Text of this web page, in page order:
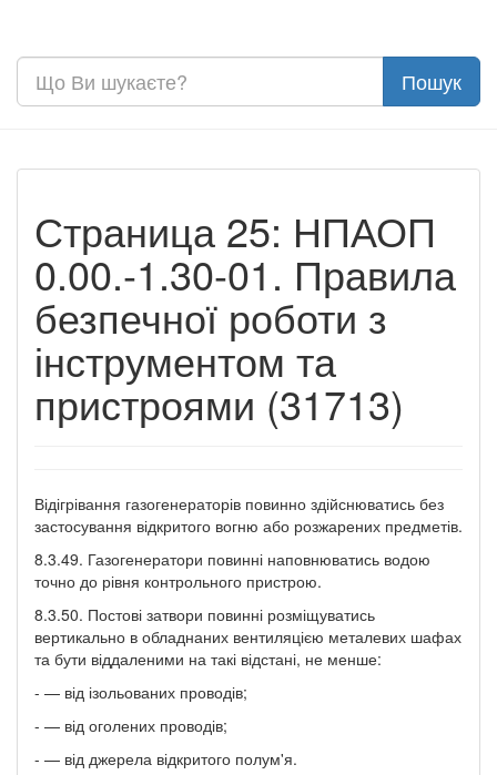
Страница 25: НПАОП
0.00.-1.30-01. Правила
безпечної роботи з
інструментом та
пристроями (31713)
Відігрівання газогенераторів повинно здійснюватись без
застосування відкритого вогню або розжарених предметів.
8.3.49. Газогенератори повинні наповнюватись водою
точно до рівня контрольного пристрою.
8.3.50. Постові затвори повинні розміщуватись
вертикально в обладнаних вентиляцією металевих шафах
та бути віддаленими на такі відстані, не менше:
- — від ізольованих проводів;
- — від оголених проводів;
- — від джерела відкритого полум'я.